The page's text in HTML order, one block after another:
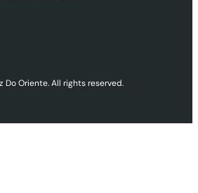
Do Oriente. All rights reserved.